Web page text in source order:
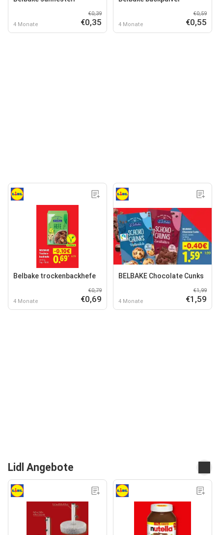
4 Monate
€0,39
€0,35 4 Monate
€0,59
€0,55
Belbake trockenbackhefe
4 Monate
€0,79
€0,69
BELBAKE Chocolate Cunks
4 Monate
€1,99
€1,59
Lidl Angebote